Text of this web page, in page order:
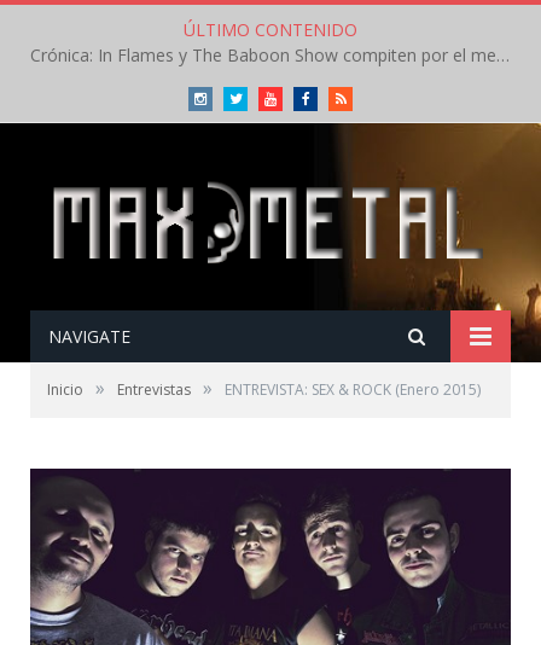
ÚLTIMO CONTENIDO
Crónica: In Flames y The Baboon Show compiten por el mejor concierto del día en el Leyendas del Rock – Viernes – Agosto 2026
InstagramTwitterYoutubeFacebookRSS
NAVIGATE
Inicio » Entrevistas » ENTREVISTA: SEX & ROCK (Enero 2015)